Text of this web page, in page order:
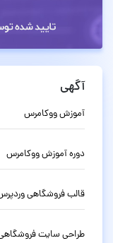
آگهی
آموزش ووکامرس
دوره آموزش ووکامرس
قالب فروشگاهی
طراحی سایت